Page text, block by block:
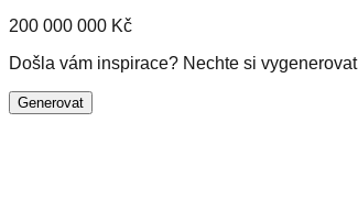
200 000 000 Kč
Došla vám inspirace? Nechte si
Generovat